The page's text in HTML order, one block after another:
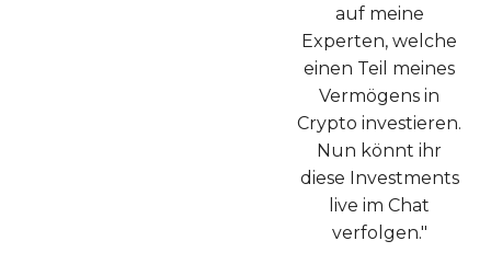
auf meine
Experten, welche
einen Teil meines
Vermögens in
Crypto investieren.
Nun könnt ihr
diese Investments
live im Chat
verfolgen."